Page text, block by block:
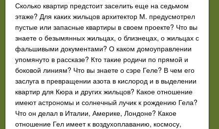
Сколько квартир предстоит заселить еще на седьмом
этаже? Для каких жильцов архитектор М. предусмотрел
пустые или запасные квартиры в своем проекте? Что вы
знаете о безымянных жильцах, о близнецах, о жильцах с
фальшивыми документами? О каком домоуправлении
упомянуто в рассказе? Кто такие родичи по прямой и
боковой линиям? Что вы знаете о сэре Геле? В чем его
заслуга в превращении азота в кислород и в выделении
квартир для Кюра и других жильцов? Какое отношение
имеют астрономы и солнечный лучик к рождению Гела?
Что он делал в Италии, Америке, Лондоне? Какое
отношение Гел имеет к воздухоплаванию, космосу,